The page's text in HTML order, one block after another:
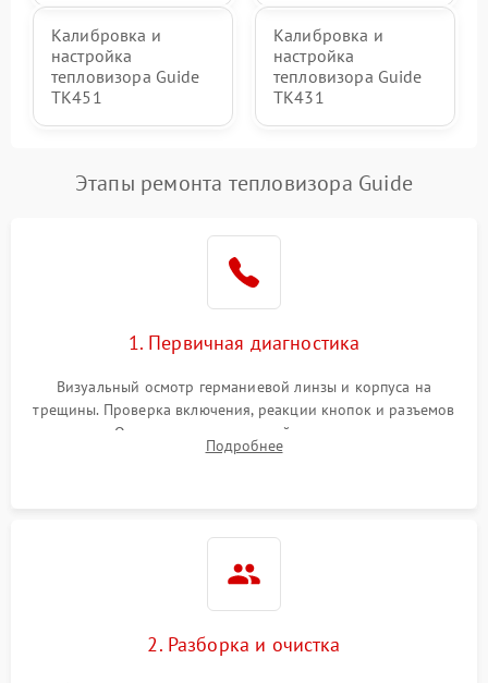
Калибровка и
настройка
тепловизора Guide
TK451
Калибровка и
настройка
тепловизора Guide
TK431
Этапы ремонта тепловизора Guide
1. Первичная диагностика
Визуальный осмотр германиевой линзы и корпуса на
трещины. Проверка включения, реакции кнопок и разъемов
зарядки. Оценка вывода тепловой сигнатуры на экран,
проверка базовых функций и считывание системных
Подробнее
2. Разборка и очистка